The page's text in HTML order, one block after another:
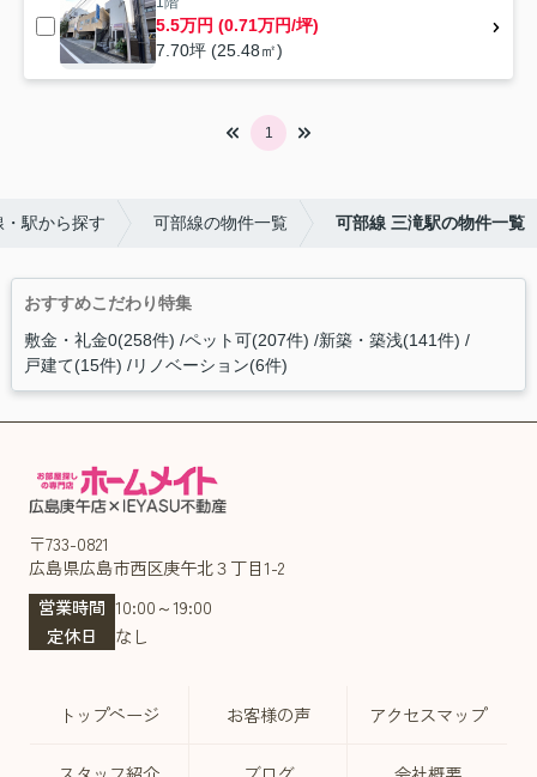
5.5万円 (0.71万円/坪)
7.70坪 (25.48㎡)
1
・駅から探す 可部線の物件一覧 可部線 三滝駅の物件一覧
おすすめこだわり特集
敷金・礼金0(258件) ペット可(207件) 新築・築浅(141件)
戸建て(15件) リノベーション(6件)
〒733-0821
広島県広島市西区庚午北３丁目1-2
営業時間 10:00～19:00
定休日
なし
トップページ お客様の声 アクセスマップ